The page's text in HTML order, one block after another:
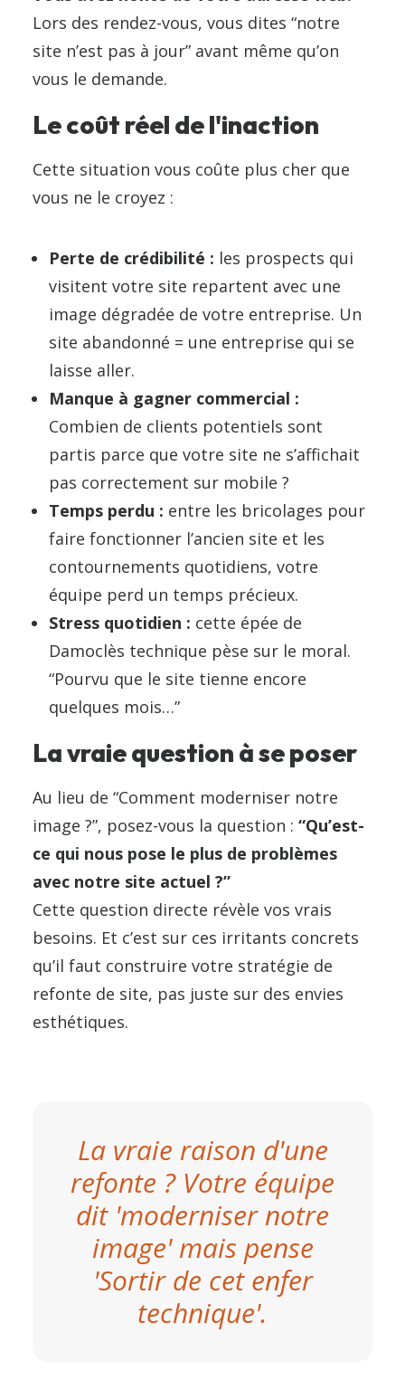
Lors des rendez-vous, vous dites “notre
site n’est pas à jour” avant même qu’on
vous le demande.
Le coût réel de l'inaction
Cette situation vous coûte plus cher que
vous ne le croyez :
Perte de crédibilité : les prospects qui
visitent votre site repartent avec une
image dégradée de votre entreprise. Un
site abandonné = une entreprise qui se
laisse aller.
Manque à gagner commercial :
Combien de clients potentiels sont
partis parce que votre site ne s’affichait
pas correctement sur mobile ?
Temps perdu : entre les bricolages pour
faire fonctionner l’ancien site et les
contournements quotidiens, votre
équipe perd un temps précieux.
Stress quotidien : cette épée de
Damoclès technique pèse sur le moral.
“Pourvu que le site tienne encore
quelques mois…”
La vraie question à se poser
Au lieu de “Comment moderniser notre
image ?”, posez-vous la question : “Qu’est-
ce qui nous pose le plus de problèmes
avec notre site actuel ?”
Cette question directe révèle vos vrais
besoins. Et c’est sur ces irritants concrets
qu’il faut construire votre stratégie de
refonte de site, pas juste sur des envies
esthétiques.
La vraie raison d'une
refonte ? Votre équipe
dit 'moderniser notre
image' mais pense
'Sortir de cet enfer
technique'.